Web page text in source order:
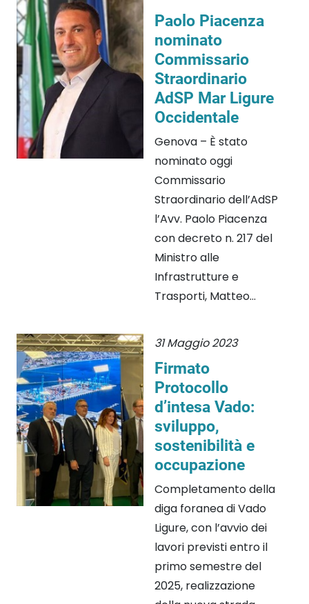
Paolo Piacenza
nominato
Commissario
Straordinario
AdSP Mar Ligure
Occidentale
Genova – È stato
nominato oggi
Commissario
Straordinario dell’AdSP
l’Avv. Paolo Piacenza
con decreto n. 217 del
Ministro alle
Infrastrutture e
Trasporti, Matteo...
31 Maggio 2023
Firmato
Protocollo
d’intesa Vado:
sviluppo,
sostenibilità e
occupazione
Completamento della
diga foranea di Vado
Ligure, con l’avvio dei
lavori previsti entro il
primo semestre del
2025, realizzazione